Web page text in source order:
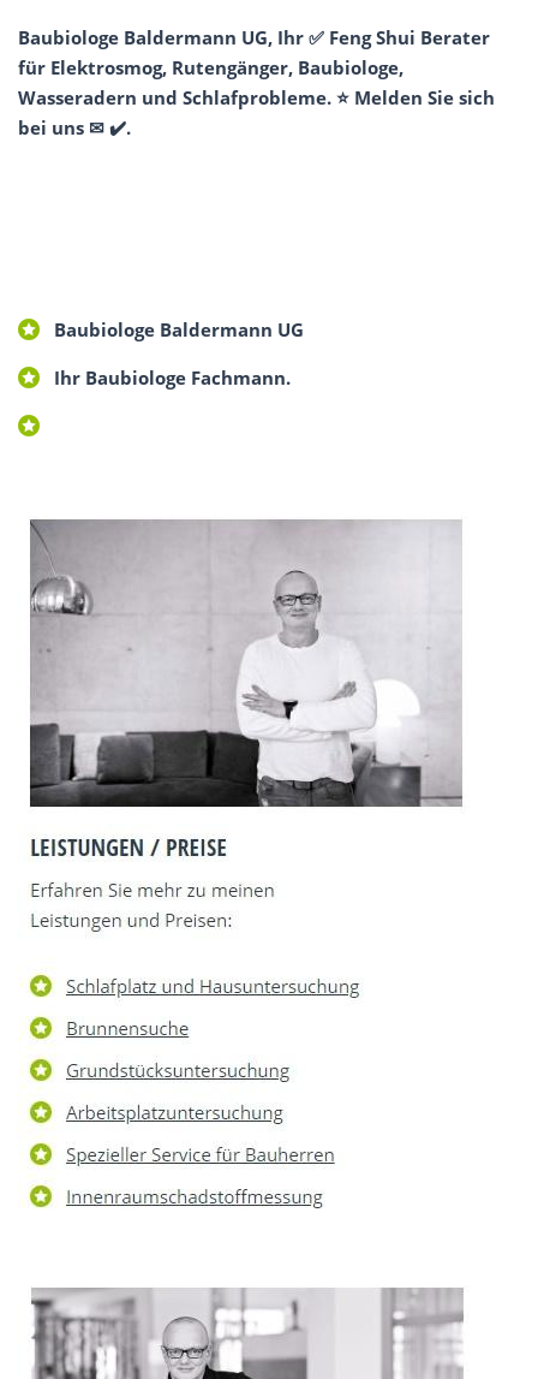
Baubiologe Baldermann UG, Ihr ✅ Feng Shui Berater
für Elektrosmog, Rutengänger, Baubiologe,
Wasseradern und Schlafprobleme. ⭐ Melden Sie sich
bei uns ✉ ✔️.
Baubiologe Baldermann UG
Ihr Baubiologe Fachmann.